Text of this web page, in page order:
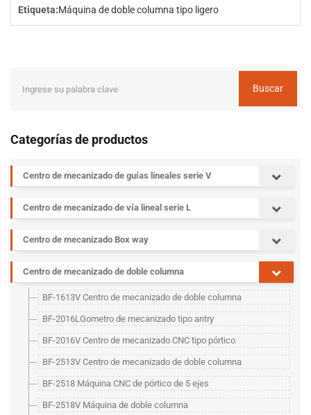
Etiqueta:Máquina de doble columna tipo ligero
Buscar
Categorías de productos
Centro de mecanizado de guías lineales serie V
Centro de mecanizado de vía lineal serie L
Centro de mecanizado Box way
Centro de mecanizado de doble columna
BF-1613V Centro de mecanizado de doble columna
BF-2016LGometro de mecanizado tipo antry
BF-2016V Centro de mecanizado CNC tipo pórtico
BF-2513V Centro de mecanizado de doble columna
BF-2518 Máquina CNC de pórtico de 5 ejes
BF-2518V Máquina de doble columna